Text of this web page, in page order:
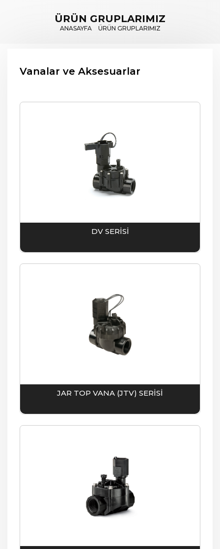
ÜRÜN GRUPLARIMIZ
ANASAYFA ÜRÜN GRUPLARIMIZ
Vanalar ve Aksesuarlar
DV SERİSİ
JAR TOP VANA (JTV) SERİSİ